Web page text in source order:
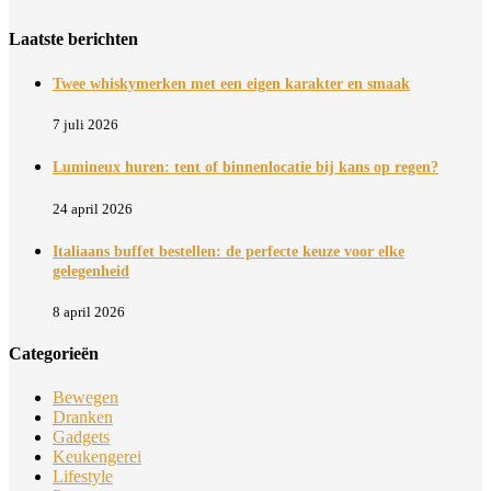
Laatste berichten
Twee whiskymerken met een eigen karakter en smaak
7 juli 2026
Lumineux huren: tent of binnenlocatie bij kans op regen?
24 april 2026
Italiaans buffet bestellen: de perfecte keuze voor elke
gelegenheid
8 april 2026
Categorieën
Bewegen
Dranken
Gadgets
Keukengerei
Lifestyle